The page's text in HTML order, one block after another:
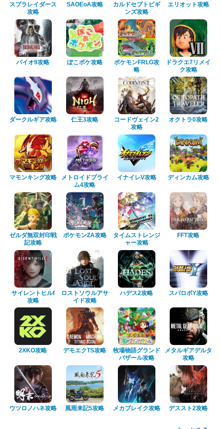
スプラレイダース
攻略
SAOEoA攻略
カルドセプトビギ
ンズ攻略
エリオット攻略
バイオ9攻略 ぽこポケ攻略
ポケモンFRLG攻
略
ドラクエ7リメイ
ク攻略
ダークルギア攻略 仁王3攻略
コードヴェイン2
攻略
オクトラ0攻略
マモンキング攻略
メトロイドプライ
ム4攻略
イナイレV攻略 ディンカム攻略
ゼルダ無双封印戦
記攻略
ポケモンZA攻略
タイムストレンジ
ャー攻略
FFT攻略
サイレントヒルf
攻略
ロストソウルアサ
イド攻略
ハデス2攻略 スパロボY攻略
2XKO攻略 デモエクTS攻略
牧場物語グランド
バザール攻略
メタルギアデルタ
攻略
ウツロノハネ攻略 風雨来記5攻略 メカブレイク攻略 デススト2攻略